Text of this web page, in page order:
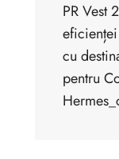
PR Vest
cu
pentru